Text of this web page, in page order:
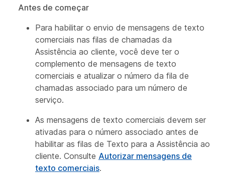
Antes de começar
Para habilitar o envio de mensagens de texto
comerciais nas filas de chamadas da
Assistência ao cliente, você deve ter o
complemento de mensagens de texto
comerciais e atualizar o número da fila de
chamadas associado para um número de
serviço.
As mensagens de texto comerciais devem ser
ativadas para o número associado antes de
habilitar as filas de Texto para a Assistência ao
cliente. Consulte Autorizar mensagens de
texto comerciais.